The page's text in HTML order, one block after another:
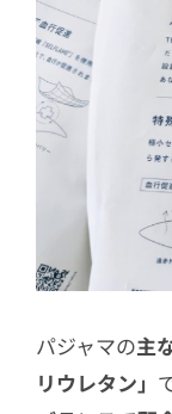
パジャマの主
リウレタン」